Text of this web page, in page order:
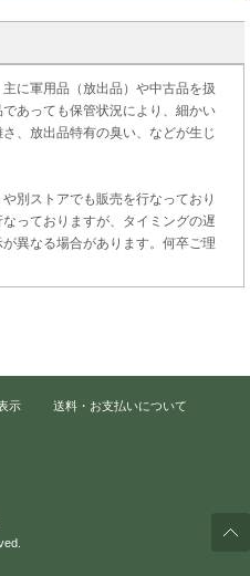
に軍用品（放出品）や中古品を扱
あっても保管状況により、細かい
、放出品特有の臭い、などが生じ
別ストアでも販売を行なっており
っておりますが、タイミングの遅
異なる場合があります。何卒ご理
示
送料・お支払いについて